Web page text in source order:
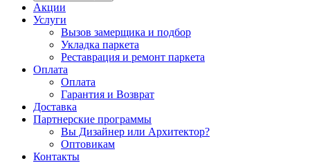
Акции
Услуги
Вызов замерщика и подбор
Укладка паркета
Реставрация и ремонт паркета
Оплата
Оплата
Гарантия и Возврат
Доставка
Партнерские программы
Вы Дизайнер или Архитектор?
Оптовикам
Контакты